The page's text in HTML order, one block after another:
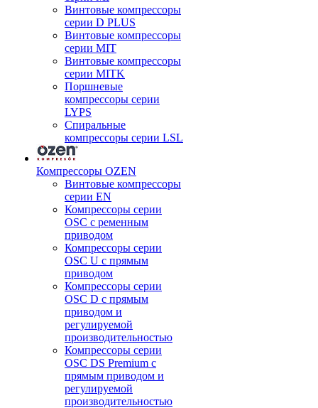
Винтовые компрессоры
серии D PLUS
Винтовые компрессоры
серии MIT
Винтовые компрессоры
серии MITK
Поршневые
компрессоры серии
LYPS
Спиральные
компрессоры серии LSL
Компрессоры OZEN
Винтовые компрессоры
серии EN
Компрессоры серии
OSC с ременным
приводом
Компрессоры серии
OSC U с прямым
приводом
Компрессоры серии
OSC D с прямым
приводом и
регулируемой
производительностью
Компрессоры серии
OSC DS Premium с
прямым приводом и
регулируемой
производительностью